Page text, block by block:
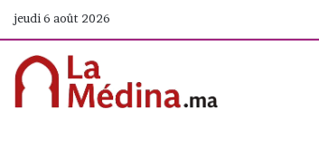
jeudi 6 août 2026